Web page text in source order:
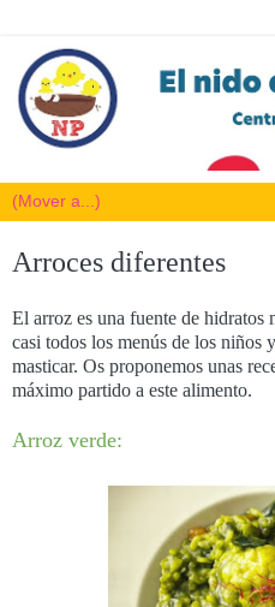
Arroces diferentes
El arroz es una fuente de hidratos
casi todos los menús de los niños
masticar. Os proponemos unas
máximo partido a este alimento.
Arroz verde: